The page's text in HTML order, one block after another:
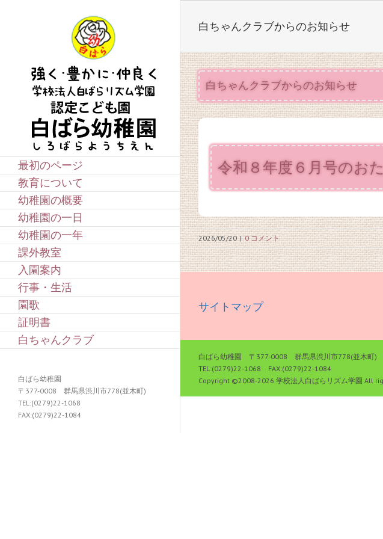
最初のページ
教育について
幼稚園の概要
幼稚園の一日
幼稚園の一年
課外教室
入園案内
行事・生活
園歌
証明書
白ちゃんクラブ
白ばら幼稚園
〒377-0008 群馬県渋川市778(並木町)
TEL:(0279)22-1068
FAX:(0279)22-1084
白ちゃんクラブからのお知らせ
白ちゃんクラブからのお知らせ
令和８年度６月号のお
2026/05/20 | 0 コメント
サイトマップ
白ばら幼稚園 〒377-0008 群馬県渋川市778(並木町)
TEL:(0279)22-1068 FAX:(0279)22-1084
Copyright ©2008-2026 学校法人白ばらリズム学園 All